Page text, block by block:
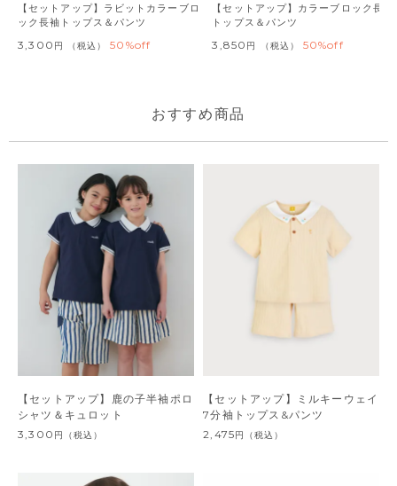
【セットアップ】ラビットカラーブロ
ック長袖トップス＆パンツ
3,300 税込 50%off
【セットアップ】カラーブロック長袖
トップス＆パンツ
3,850 税込 50%off
おすすめ商品
【セットアップ】鹿の子半袖ポロ
シャツ＆キュロット
3,300 円 （税込）
【セットアップ】ミルキーウェイ
7分袖トップス&パンツ
2,475円 （税込）